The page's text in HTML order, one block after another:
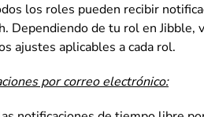
los roles pueden recibir
Dependiendo de tu rol en
ajustes aplicables a cada rol.
por correo electrónico: